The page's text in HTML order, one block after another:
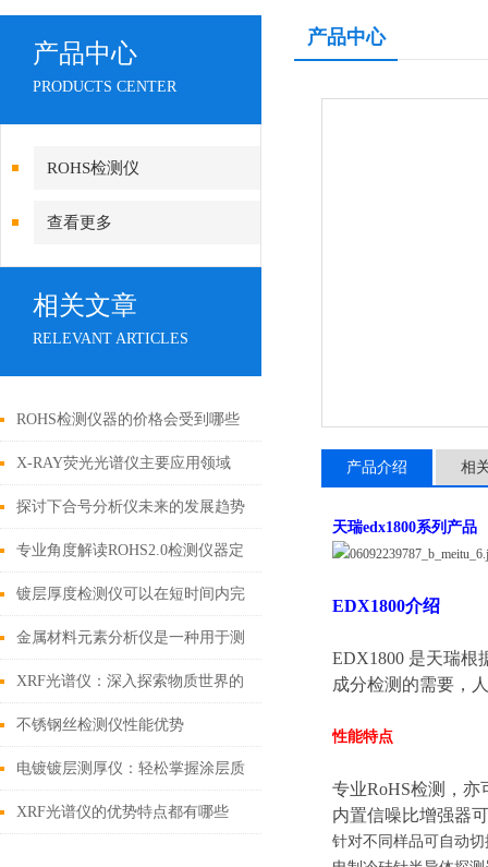
产品中心
PRODUCTS CENTER
ROHS检测仪
查看更多
相关文章
RELEVANT ARTICLES
ROHS检测仪器的价格会受到哪些
因素的影响
X-RAY荧光光谱仪主要应用领域
探讨下合号分析仪未来的发展趋势
专业角度解读ROHS2.0检测仪器定
期保养的规范与流程
镀层厚度检测仪可以在短时间内完
成对大量样品的测量
金属材料元素分析仪是一种用于测
定金属的精密仪器
XRF光谱仪：深入探索物质世界的
非破坏性工具
不锈钢丝检测仪性能优势
电镀镀层测厚仪：轻松掌握涂层质
量
XRF光谱仪的优势特点都有哪些
产品中心
产品介绍 相
天瑞edx1800系列产品
EDX1800介绍
EDX1800 是天瑞根
成分检测的需要，
性能特点
专业RoHS检测，亦
内置信噪比增强器
针对不同样品可自动